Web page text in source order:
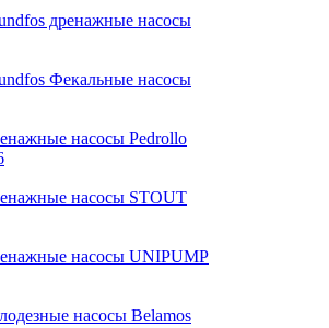
дренажные насосы
Фекальные насосы
насосы Pedrollo
насосы STOUT
насосы UNIPUMP
насосы Belamos